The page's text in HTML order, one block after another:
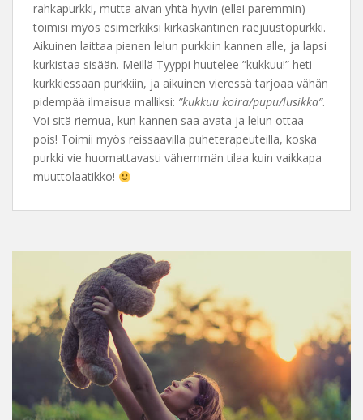
rahkapurkki, mutta aivan yhtä hyvin (ellei paremmin)
toimisi myös esimerkiksi kirkaskantinen raejuustopurkki.
Aikuinen laittaa pienen lelun purkkiin kannen alle, ja lapsi
kurkistaa sisään. Meillä Tyyppi huutelee ”kukkuu!” heti
kurkkiessaan purkkiin, ja aikuinen vieressä tarjoaa vähän
pidempää ilmaisua malliksi: ”kukkuu koira/pupu/lusikka”.
Voi sitä riemua, kun kannen saa avata ja lelun ottaa
pois! Toimii myös reissaavilla puheterapeuteilla, koska
purkki vie huomattavasti vähemmän tilaa kuin vaikkapa
muuttolaatikko!